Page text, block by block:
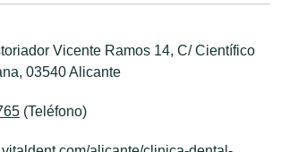
Vicente Ramos 14, C/ Científico
03540 Alicante
(Teléfono)